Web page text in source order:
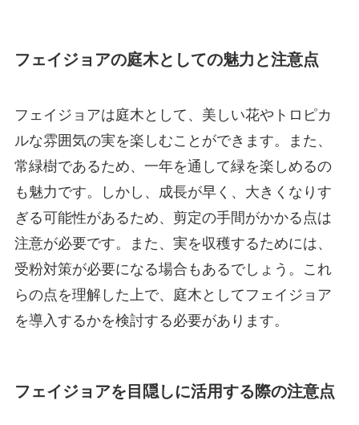
フェイジョアの庭木としての魅力と注意点
フェイジョアは庭木として、美しい花やトロピカ
ルな雰囲気の実を楽しむことができます。また、
常緑樹であるため、一年を通して緑を楽しめるの
も魅力です。しかし、成長が早く、大きくなりす
ぎる可能性があるため、剪定の手間がかかる点は
注意が必要です。また、実を収穫するためには、
受粉対策が必要になる場合もあるでしょう。これ
らの点を理解した上で、庭木としてフェイジョア
を導入するかを検討する必要があります。
フェイジョアを目隠しに活用する際の注意点